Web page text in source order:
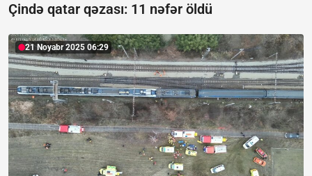
Çində qatar qəzası: 11 nəfər öldü
21 Noyabr 2025 06:29